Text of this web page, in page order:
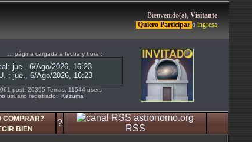
Bienvenido(a), Visitante
Quiero Participar o ingresa
... página cargada a fecha y hora :
post, 20395 Temas, 11544 users
usuario registrado: Kazuma
COMPRAR?
BIEN
?
RSS